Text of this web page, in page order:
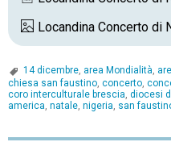
Locandina Concerto di
14 dicembre area Mondialità
chiesa san faustino concerto
coro interculturale brescia diocesi
america natale nigeria san